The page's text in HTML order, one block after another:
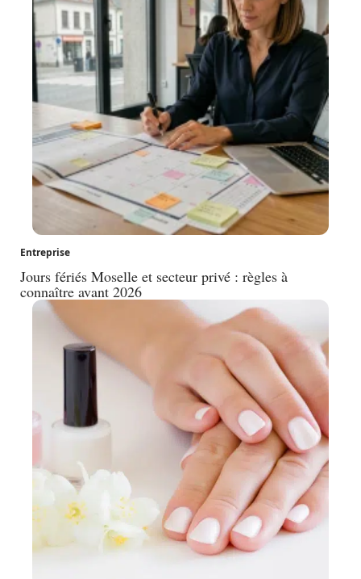
Entreprise
Jours fériés Moselle et secteur privé : règles à
connaître avant 2026